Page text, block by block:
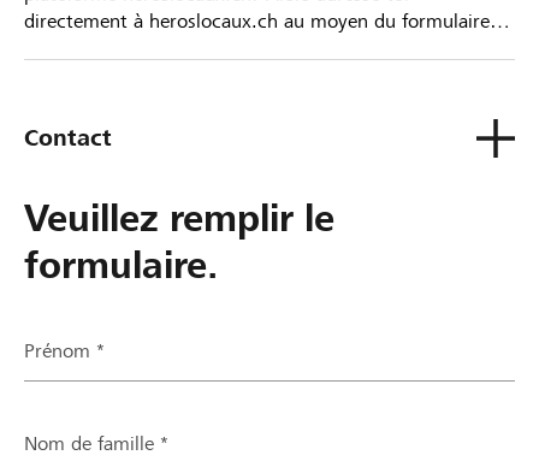
directement à heroslocaux.ch au moyen du formulaire
Contact
Veuillez remplir le
formulaire.
Prénom *
Nom de famille *